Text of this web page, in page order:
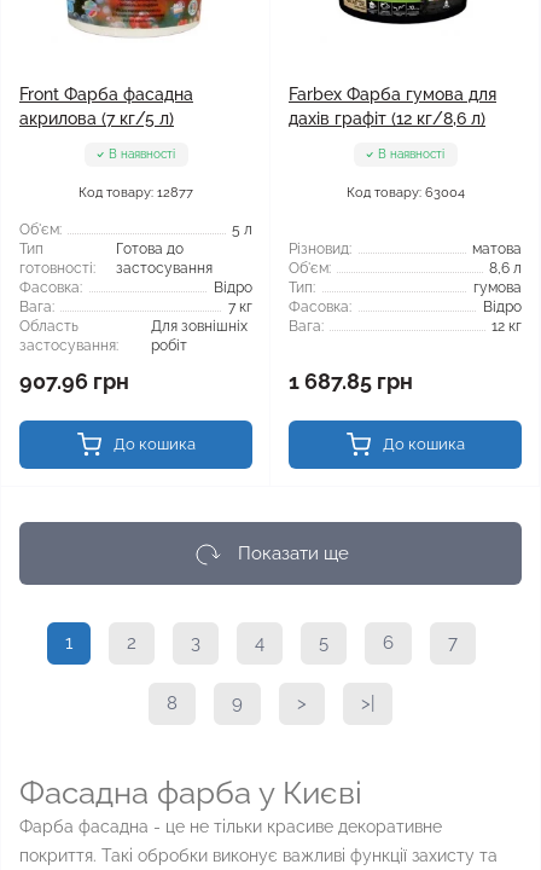
Front Фарба фасадна
акрилова (7 кг/5 л)
В наявності
Код товару: 12877
Об'єм:
5 л
Тип
готовності:
Готова до
застосування
Фасовка:
Відро
Вага:
7 кг
Область
застосування:
Для зовнішніх
робіт
907.96 грн
До кошика
Farbex Фарба гумова для
дахів графіт (12 кг/8,6 л)
В наявності
Код товару: 63004
Різновид:
матова
Об'єм:
8,6 л
Тип:
гумова
Фасовка:
Відро
Вага:
12 кг
1 687.85 грн
До кошика
Показати ще
1 2 3 4 5 6 7
8 9 > >|
Фасадна фарба у Києві
Фарба фасадна - це не тільки красиве декоративне
покриття. Такі обробки виконує важливі функції захисту та